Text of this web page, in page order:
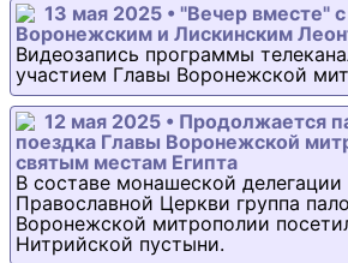
13 мая 2025 • "Вечер вместе"
Воронежским и Лискинским
Видеозапись программы
участием Главы Воронежской
12 мая 2025 • Продолжается
поездка Главы Воронежской
святым местам Египта
В составе монашеской делегации
Православной Церкви группа
Воронежской митрополии
Нитрийской пустыни.